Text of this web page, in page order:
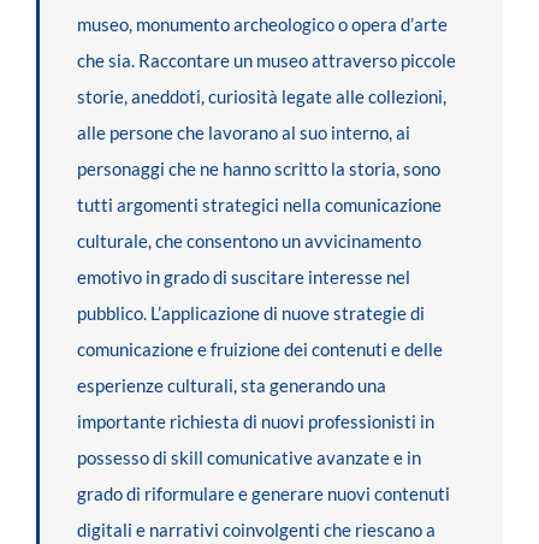
museo, monumento archeologico o opera d’arte
che sia. Raccontare un museo attraverso piccole
storie, aneddoti, curiosità legate alle collezioni,
alle persone che lavorano al suo interno, ai
personaggi che ne hanno scritto la storia, sono
tutti argomenti strategici nella comunicazione
culturale, che consentono un avvicinamento
emotivo in grado di suscitare interesse nel
pubblico. L’applicazione di nuove strategie di
comunicazione e fruizione dei contenuti e delle
esperienze culturali, sta generando una
importante richiesta di nuovi professionisti in
possesso di skill comunicative avanzate e in
grado di riformulare e generare nuovi contenuti
digitali e narrativi coinvolgenti che riescano a